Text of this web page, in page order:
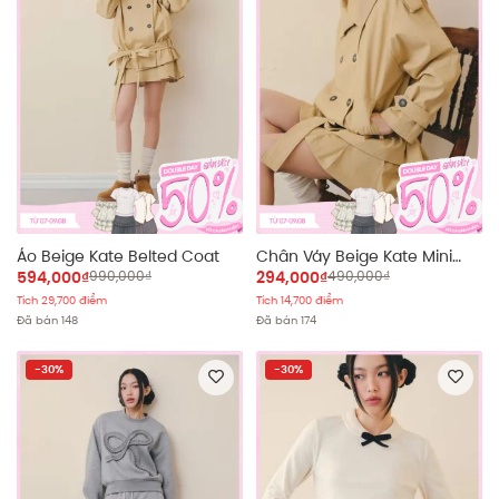
Áo Beige Kate Belted Coat
594,000₫990,000₫
Tích 29,700 điểm
Đã bán 148
Chân Váy Beige Kate Mini
Skirt
294,000₫490,000₫
Tích 14,700 điểm
Đã bán 174
-30% -30%